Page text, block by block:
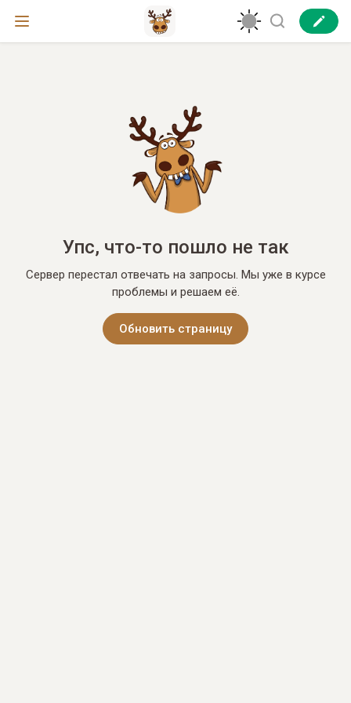
Упс, что-то пошло не так
Сервер перестал отвечать на запросы. Мы уже в курсе
проблемы и решаем её.
Обновить страницу